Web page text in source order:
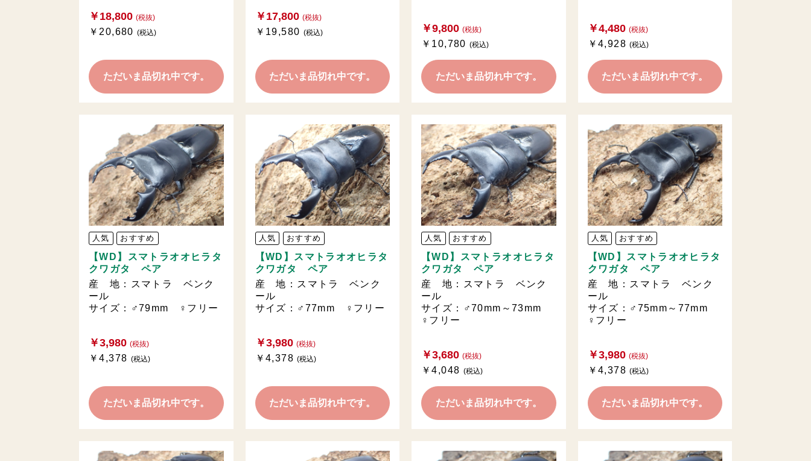
￥18,800 (税抜)
￥20,680(税込)
ただいま品切れ中です。
￥17,800 (税抜)
￥19,580 (税込)
ただいま品切れ中です。
￥9,800 (税抜)
￥10,780(税込)
ただいま品切れ中です。
￥4,480 (税抜)
￥4,928(税込)
ただいま品切れ中です。
人気 おすすめ
【WD】スマトラオオヒラタ
クワガタ ペア
産 地：スマトラ ベンク
ール
サイズ：♂79mm ♀フリー
￥3,980 (税抜)
￥4,378 (税込)
ただいま品切れ中です。
人気 おすすめ
【WD】スマトラオオヒラタ
クワガタ ペア
産 地：スマトラ ベンク
ール
サイズ：♂77mm ♀フリー
￥3,980 (税抜)
￥4,378(税込)
ただいま品切れ中です。
人気 おすすめ
【WD】スマトラオオヒラタ
クワガタ ペア
産 地：スマトラ ベンク
ール
サイズ：♂70mm～73mm
♀フリー
￥3,680 (税抜)
￥4,048 (税込)
ただいま品切れ中です。
人気 おすすめ
【WD】スマトラオオヒラタ
クワガタ ペア
産 地：スマトラ ベンク
ール
サイズ：♂75mm～77mm
♀フリー
￥3,980 (税抜)
￥4,378(税込)
ただいま品切れ中です。